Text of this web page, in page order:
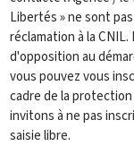
Libertés » ne sont
réclamation à la
d'opposition au
vous pouvez vous
cadre de la
invitons à ne pas
saisie libre.